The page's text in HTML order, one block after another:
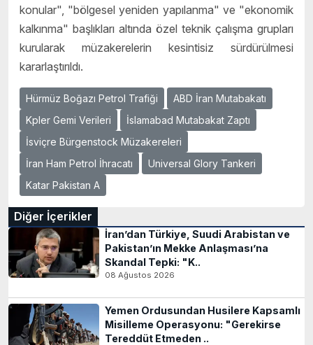
konular", "bölgesel yeniden yapılanma" ve "ekonomik
kalkınma" başlıkları altında özel teknik çalışma grupları
kurularak müzakerelerin kesintisiz sürdürülmesi
kararlaştırıldı.
Hürmüz Boğazı Petrol Trafiği
ABD İran Mutabakatı
Kpler Gemi Verileri
İslamabad Mutabakat Zaptı
İsviçre Bürgenstock Müzakereleri
İran Ham Petrol İhracatı
Universal Glory Tankeri
Katar Pakistan A
Diğer İçerikler
İran’dan Türkiye, Suudi Arabistan ve
Pakistan’ın Mekke Anlaşması’na
Skandal Tepki: "K..
08 Ağustos 2026
Yemen Ordusundan Husilere Kapsamlı
Misilleme Operasyonu: "Gerekirse
Tereddüt Etmeden ..